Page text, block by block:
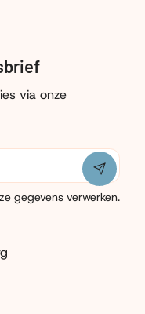
via onze
gegevens verwerken.